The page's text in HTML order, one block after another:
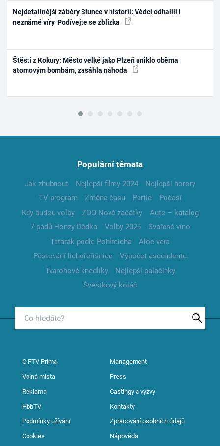
Nejdetailnější záběry Slunce v historii: Vědci odhalili i
neznámé víry. Podívejte se zblízka
Štěstí z Kokury: Město velké jako Plzeň uniklo oběma
atomovým bombám, zasáhla náhoda
Populární témata
Jak zhubnout Nejlepší filmy 2024
Nejlepší horory
TV program
Změna času Partie
Počasí
Kdy budou volby
ZOO Nové začátky
Auto – katalog
7 pádů Honzy Dědka
Volby 2025
Svařené víno
Tatarák podle Pohlreicha
Aloe vera
Pěstování lichořeřišnice
Výpočet ascendentu
Tvarohové knedlíky
Nejlepší palačinky
Švestkový koláč
O FTV Prima Management
Volná místa Press
Reklama Castingy a výzvy
HbbTV Kontakty
Podmínky užívání Zpracování osobních údajů
Cookies Nápověda